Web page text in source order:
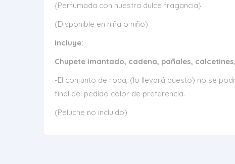
{Perfumada con nuestra dulce fragancia}
(Disponible en niña o niño)
Incluye:
Chupete imantado, cadena, pañales,
-El conjunto de ropa, (lo llevará puesto) no se
final del pedido color de preferencia.
(Peluche no incluido)